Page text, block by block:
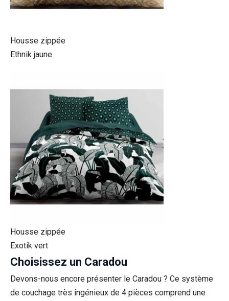
Housse zippée
Ethnik jaune
Housse zippée
Exotik vert
Choisissez un Caradou
Devons-nous encore présenter le Caradou ? Ce système
de couchage très ingénieux de 4 pièces comprend une